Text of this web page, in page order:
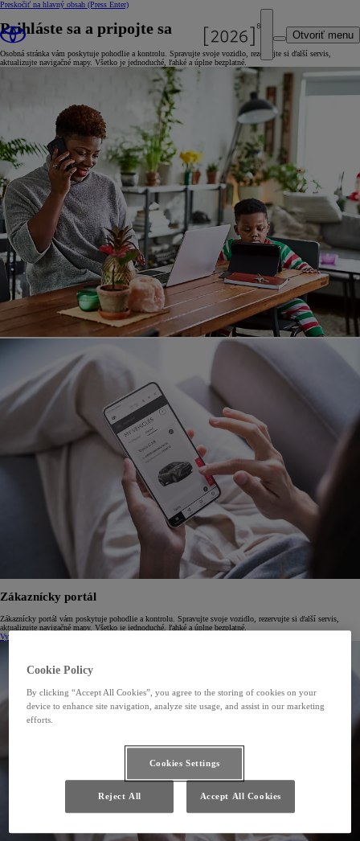
Preskočiť na hlavný obsah (Press Enter)
Otvoriť menu
Prihláste sa a pripojte sa
Osobná stránka vám poskytuje pohodlie a kontrolu. Spravujte svoje vozidlo, rezervujte si ďalší servis,
aktualizujte navigačné mapy. Všetko je jednoduché, ľahké a úplne bezplatné.
Zákaznícky portál
Zákaznícky portál vám poskytuje pohodlie a kontrolu. Spravujte svoje vozidlo, rezervujte si ďalší servis,
aktualizujte navigačné mapy. Všetko je jednoduché, ľahké a úplne bezplatné.
Vytvorenie konta
Cookie Policy
By clicking “Accept All Cookies”, you agree to the storing of cookies on your
device to enhance site navigation, analyze site usage, and assist in our marketing
efforts.
Cookies Settings
Reject All Accept All Cookies